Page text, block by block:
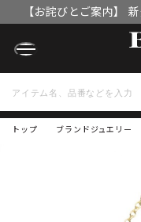
【お詫びとご案内】
OFFクーポ
トップ ブランドジュエリー